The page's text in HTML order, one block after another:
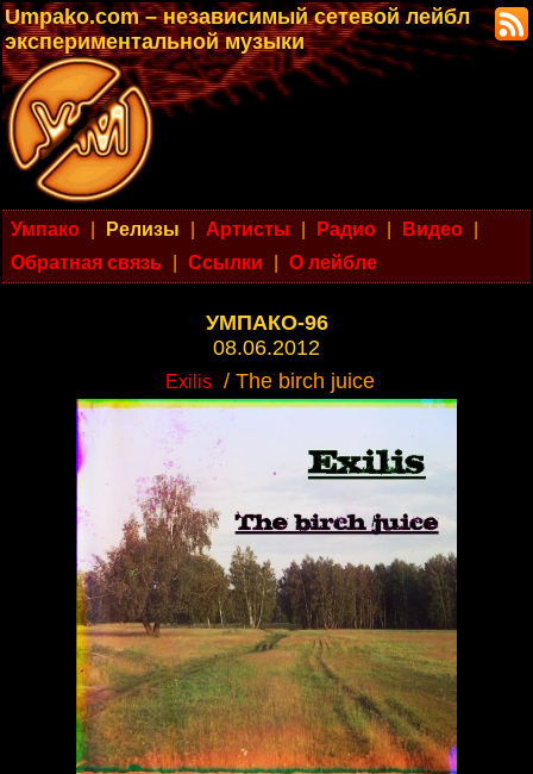
Umpako.com – независимый сетевой лейбл
экспериментальной музыки
Умпако Релизы Артисты Радио Видео
Обратная связь
Ссылки О лейбле
УМПАКО-96
08.06.2012
Exilis / The birch juice